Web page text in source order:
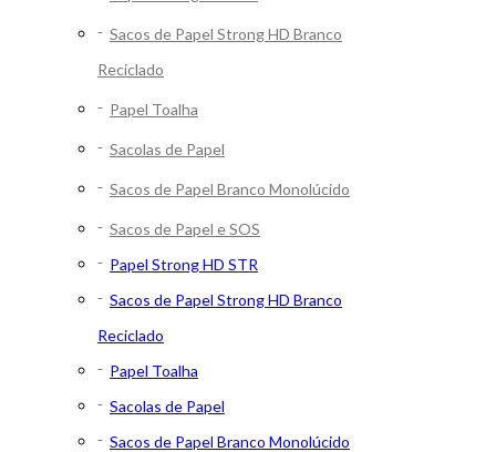
Sacos de Papel Strong HD Branco
Reciclado
Papel Toalha
Sacolas de Papel
Sacos de Papel Branco Monolúcido
Sacos de Papel e SOS
Papel Strong HD STR
Sacos de Papel Strong HD Branco
Reciclado
Papel Toalha
Sacolas de Papel
Sacos de Papel Branco Monolúcido